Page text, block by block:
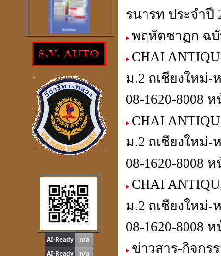
โปรแกรม
ร่ำรวย
ราคา 300บาท
โปรแกรมดูดวงจีน 2ภาษา
windows mobile
โปรแกรมดวงจีน
"รู้หนึ่ง-รู้หมด"
ดูดวง,หาฤกษ์ด้วยตนเอง
รนารท ประจำปี
พฤหัตชาฏก ฉบั
CHAI
ม.2 ถเชียงใหม่-
08-1620-8008 ห
CHAI
ม.2 ถเชียงใหม่-
08-1620-8008 ห
CHAI
ม.2 ถเชียงใหม่-
08-1620-8008 ห
ข่าวสาร-กิจกร